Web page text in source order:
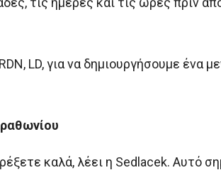
LD, για να δημιουργήσουμε ένα
καλά, λέει η Sedlacek. Αυτό